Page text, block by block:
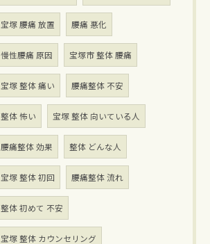
宝塚 腰痛 放置 腰痛 悪化
慢性腰痛 原因 宝塚市 整体 腰痛
宝塚 整体 痛い 腰痛整体 不安
整体 怖い 宝塚 整体 向いている人
腰痛整体 効果 整体 どんな人
宝塚 整体 初回 腰痛整体 流れ
整体 初めて 不安
宝塚 整体 カウンセリング